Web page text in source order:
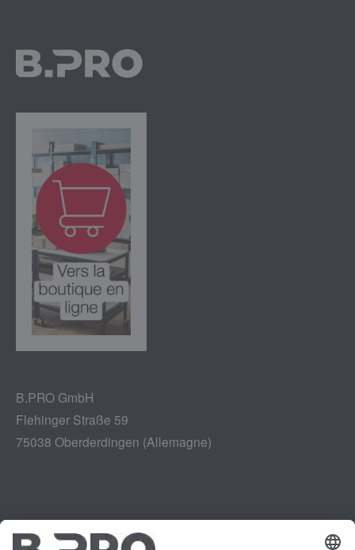
B.PRO GmbH
Flehinger Straße 59
75038 Oberderdingen (Allemagne)
Mentions légales